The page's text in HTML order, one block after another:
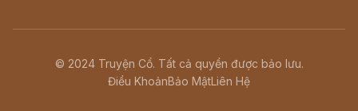
© 2024 Truyện Cổ. Tất cả quyền được bảo lưu.
Điều KhoảnBảo MậtLiên Hệ